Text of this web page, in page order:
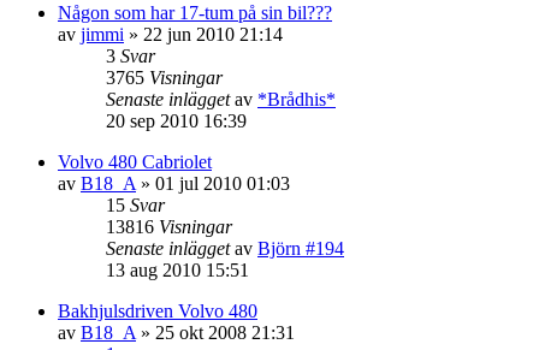
Någon som har 17-tum på sin bil???
av jimmi » 22 jun 2010 21:14
3 Svar
3765 Visningar
Senaste inläggetav *Brådhis*
20 sep 2010 16:39
Volvo 480 Cabriolet
av B18_A » 01 jul 2010 01:03
15 Svar
13816 Visningar
Senaste inläggetav Björn #194
13 aug 2010 15:51
Bakhjulsdriven Volvo 480
av B18_A » 25 okt 2008 21:31